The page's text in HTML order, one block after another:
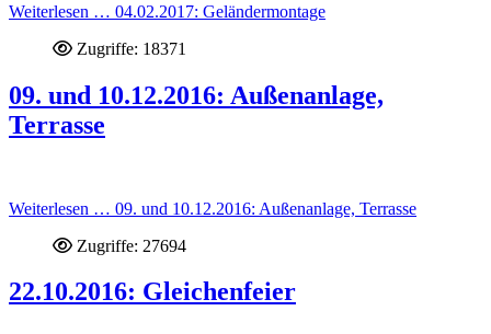
Weiterlesen … 04.02.2017: Geländermontage
Zugriffe: 18371
09. und 10.12.2016: Außenanlage,
Terrasse
Weiterlesen … 09. und 10.12.2016: Außenanlage, Terrasse
Zugriffe: 27694
22.10.2016: Gleichenfeier